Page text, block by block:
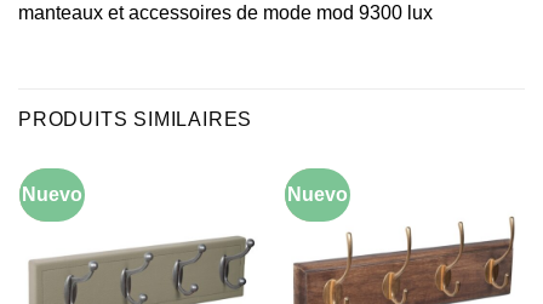
manteaux et accessoires de mode mod 9300 lux
PRODUITS SIMILAIRES
-10%
Nuevo -10%
Nuevo